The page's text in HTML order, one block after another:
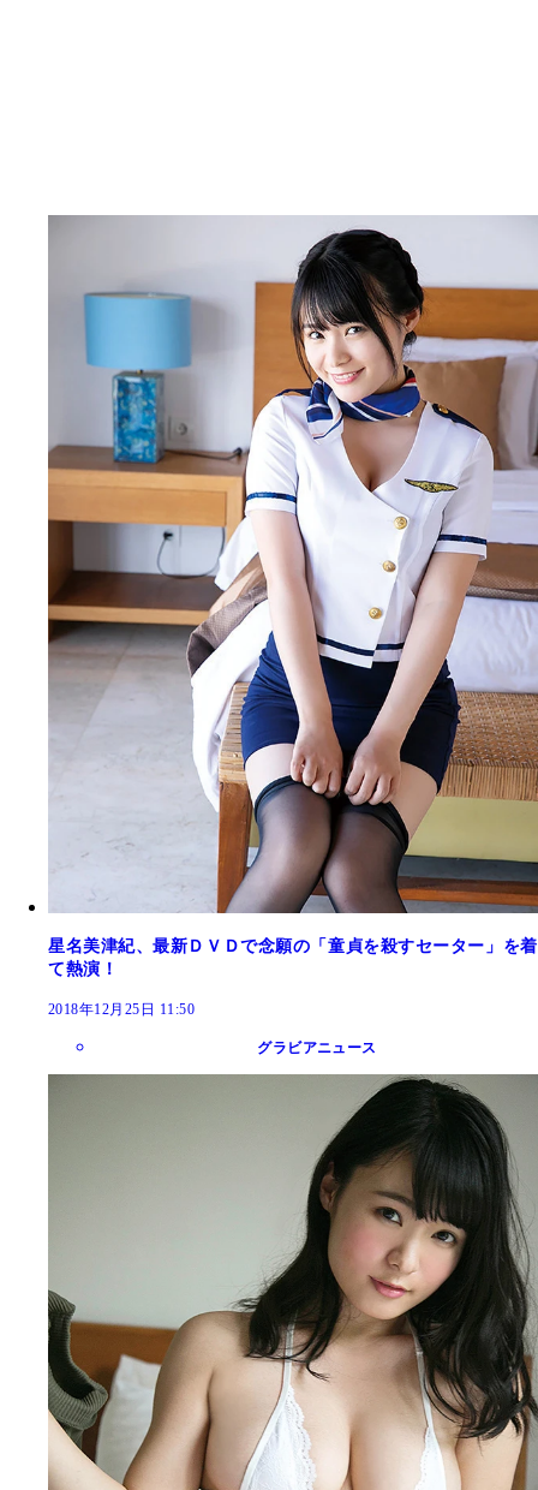
星名美津紀、最新ＤＶＤで念願の「童貞を殺すセーター」を着
て熱演！
2018年12月25日 11:50
グラビアニュース